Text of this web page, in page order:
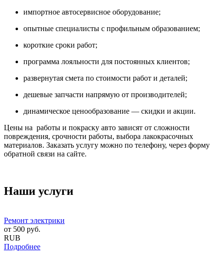
импортное автосервисное оборудование;
опытные специалисты с профильным образованием;
короткие сроки работ;
программа лояльности для постоянных клиентов;
развернутая смета по стоимости работ и деталей;
дешевые запчасти напрямую от производителей;
динамическое ценообразование — скидки и акции.
Цены на работы и покраску авто зависят от сложности
повреждения, срочности работы, выбора лакокрасочных
материалов. Заказать услугу можно по телефону, через форму
обратной связи на сайте.
Наши услуги
Ремонт электрики
от 500 руб.
RUB
Подробнее